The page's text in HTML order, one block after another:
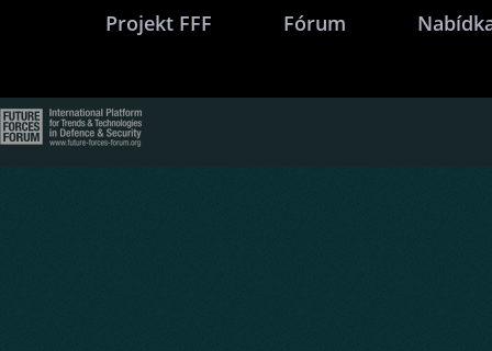
Projekt FFF Fórum